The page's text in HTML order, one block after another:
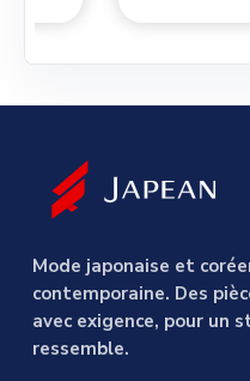
Mode japonaise et
contemporaine. Des
avec exigence, pour un
ressemble.